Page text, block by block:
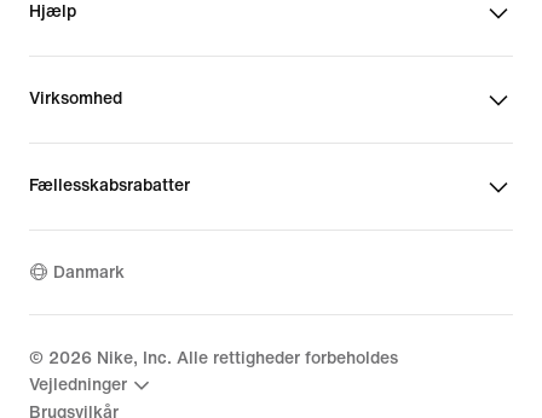
Hjælp
Virksomhed
Fællesskabsrabatter
Danmark
© 2026 Nike, Inc. Alle rettigheder forbeholdes
Vejledninger
Brugsvilkår